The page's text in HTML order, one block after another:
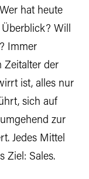
hat heute
Will
Immer
Zeitalter der
ist, alles nur
sich auf
zur
Jedes Mittel
Ziel: Sales.